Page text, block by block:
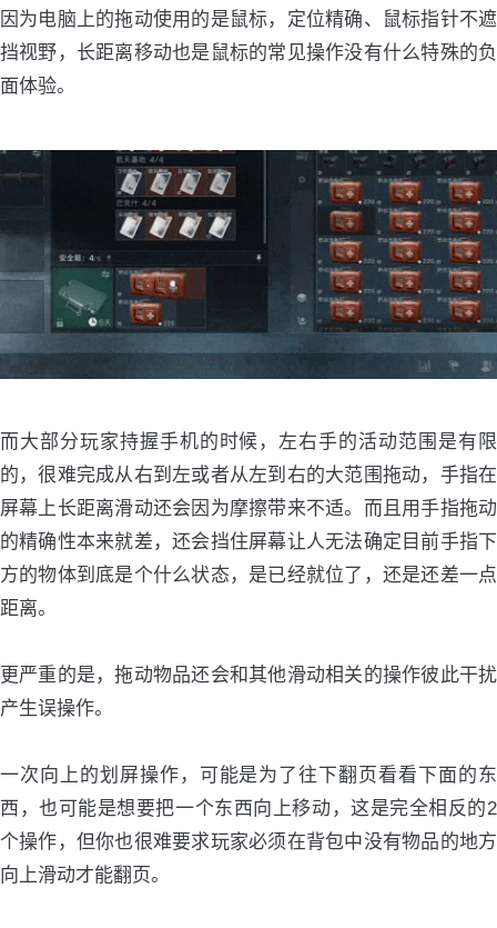
因为电脑上的拖动使用的是鼠标，定位精确、鼠标指针不遮
挡视野，长距离移动也是鼠标的常见操作没有什么特殊的负
面体验。
而大部分玩家持握手机的时候，左右手的活动范围是有限
的，很难完成从右到左或者从左到右的大范围拖动，手指在
屏幕上长距离滑动还会因为摩擦带来不适。而且用手指拖动
的精确性本来就差，还会挡住屏幕让人无法确定目前手指下
方的物体到底是个什么状态，是已经就位了，还是还差一点
距离。
更严重的是，拖动物品还会和其他滑动相关的操作彼此干扰
产生误操作。
一次向上的划屏操作，可能是为了往下翻页看看下面的东
西，也可能是想要把一个东西向上移动，这是完全相反的2
个操作，但你也很难要求玩家必须在背包中没有物品的地方
向上滑动才能翻页。